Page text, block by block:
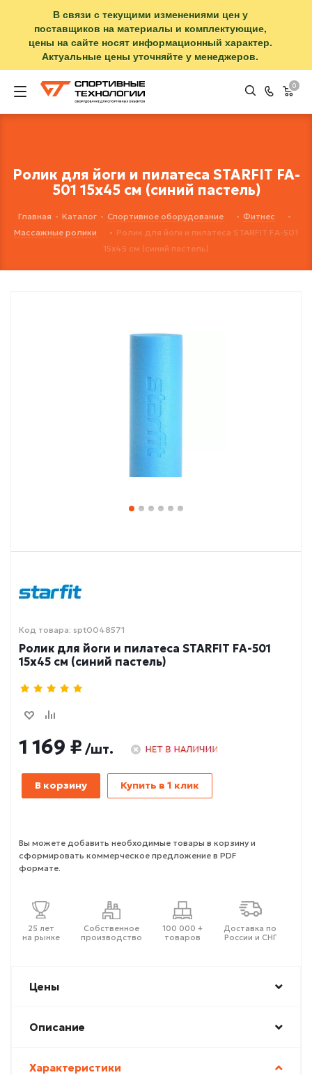
В связи с текущими изменениями цен у
поставщиков на материалы и комплектующие,
цены на сайте носят информационный характер.
Актуальные цены уточняйте у менеджеров.
0
Ролик для йоги и пилатеса STARFIT FA-
501 15x45 см (синий пастель)
Главная - Каталог - Спортивное оборудование - Фитнес
-
Массажные ролики
- Ролик для йоги и пилатеса STARFIT FA-501
15x45 см (синий пастель)
Код товара: spt0048571
Ролик для йоги и пилатеса STARFIT FA-501
15x45 см (синий пастель)
1 169 ₽ /шт.
В корзину Купить в 1 клик
Вы можете добавить необходимые товары в корзину и
сформировать коммерческое предложение в PDF
формате.
25 лет
на рынке
Собственное
производство
100 000 +
товаров
Доставка по
России и СНГ
Цены
Описание
Характеристики